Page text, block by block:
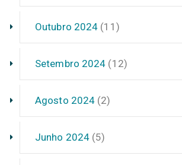
Outubro 2024 (11)
Setembro 2024 (12)
Agosto 2024 (2)
Junho 2024 (5)